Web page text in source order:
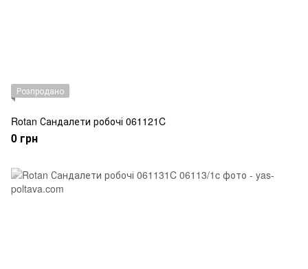
Розпродано
Rotan Сандалети робочі 061121C
0 грн